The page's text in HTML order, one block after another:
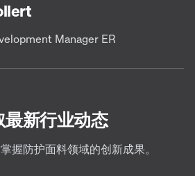
Manager ER
最新行业动态
握防护面料领域的创新成果。